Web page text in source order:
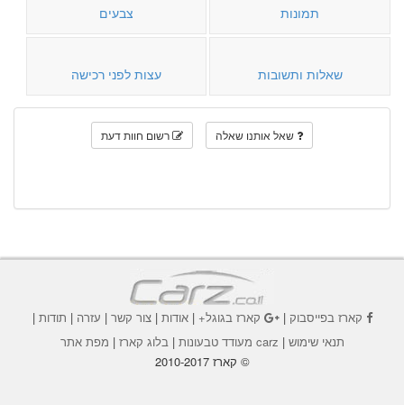
תמונות צבעים
שאלות ותשובות עצות לפני רכישה
שאל אותנו שאלה רשום חוות דעת
קארז בפייסבוק| קארז בגוגל+|אודות |צור קשר | עזרה | תודות |
תנאי שימוש | carz מעודד טבעונות |בלוג קארז | מפת אתר
© קארז 2010-2017